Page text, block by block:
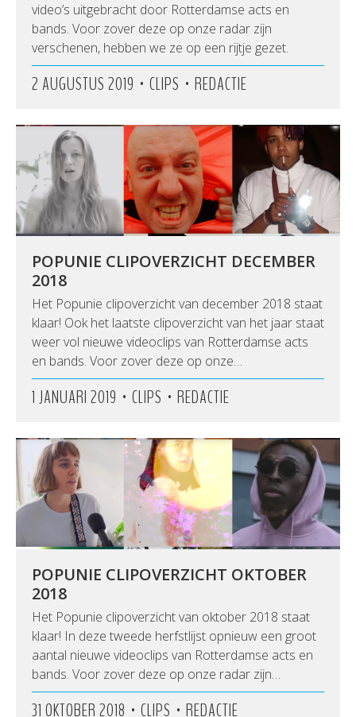
video’s uitgebracht door Rotterdamse acts en
bands. Voor zover deze op onze radar zijn
verschenen, hebben we ze op een rijtje gezet.
2 AUGUSTUS 2019 • CLIPS • REDACTIE
POPUNIE CLIPOVERZICHT DECEMBER
2018
Het Popunie clipoverzicht van december 2018 staat
klaar! Ook het laatste clipoverzicht van het jaar staat
weer vol nieuwe videoclips van Rotterdamse acts
en bands. Voor zover deze op onze…
1 JANUARI 2019 • CLIPS • REDACTIE
POPUNIE CLIPOVERZICHT OKTOBER
2018
Het Popunie clipoverzicht van oktober 2018 staat
klaar! In deze tweede herfstlijst opnieuw een groot
aantal nieuwe videoclips van Rotterdamse acts en
bands. Voor zover deze op onze radar zijn…
31 OKTOBER 2018 • CLIPS • REDACTIE